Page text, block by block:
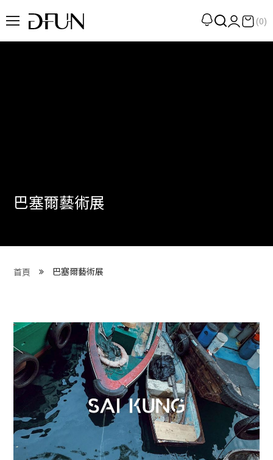
展
們 About DFUN
藏 Cover Archives
團 Square Rich
們 Contact Us
(0)
巴塞爾藝術展
首頁 巴塞爾藝術展